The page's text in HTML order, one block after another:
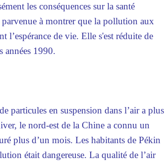
les conséquences sur la santé
à montrer que la pollution aux
l’espérance de vie. Elle s'est réduite de
années 1990.
particules en suspension dans l’air a plus
le nord-est de la Chine a connu un
plus d’un mois. Les habitants de Pékin
était dangereuse. La qualité de l’air